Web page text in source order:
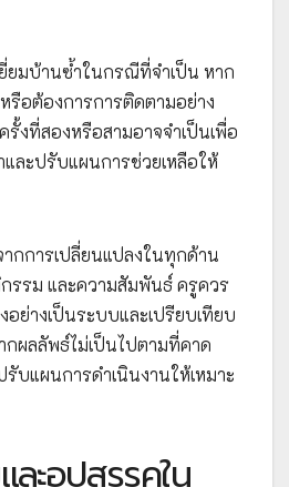
ยมบ้านซ้ำในกรณีที่จำเป็น หาก
อต้องการการติดตามอย่าง
งที่สองหรือสามอาจจำเป็นเพื่อ
ละปรับแผนการช่วยเหลือให้
กการเปลี่ยนแปลงในทุกด้าน
รรม และความสัมพันธ์ ครูควร
ย่างเป็นระบบและเปรียบเทียบ
กผลลัพธ์ไม่เป็นไปตามที่คาด
บแผนการดำเนินงานให้เหมาะ
ละอุปสรรคใน